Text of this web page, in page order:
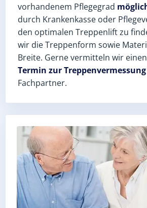
vorhandenem Pflegegrad
durch Krankenkasse oder
den optimalen Treppenlift zu
wir die Treppenform sowie
Breite. Gerne vermitteln wir einen
Termin zur Treppenvermessung
Fachpartner.
Exaktes Aufmaß in Mertendorf